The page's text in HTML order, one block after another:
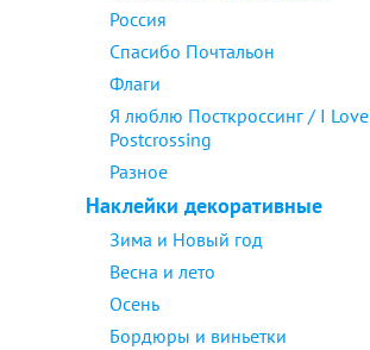
Россия
Спасибо Почтальон
Флаги
Я люблю Посткроссинг / I Love
Postcrossing
Разное
Наклейки декоративные
Зима и Новый год
Весна и лето
Осень
Бордюры и виньетки